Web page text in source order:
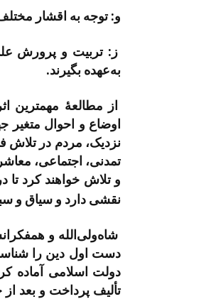
و: توجه به اقشار
ز: تربیت و پرورش
به‌عهده بگیرند.
از مطالعۀ مهم­ترین
اوضاع و احوال متغیر
نزدیک، مردم در تلاش
تمدنی، اجتماعی،
و تلاش خواهند کرد تا
نقشی دارد و سیاق و
شاه‌ولی‌الله و
دست اول دین را
تألیف پرداخت و بعد